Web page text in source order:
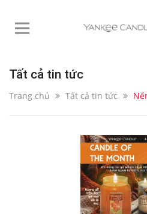
Tất cả tin tức
Trang chủ Tất cả tin tức